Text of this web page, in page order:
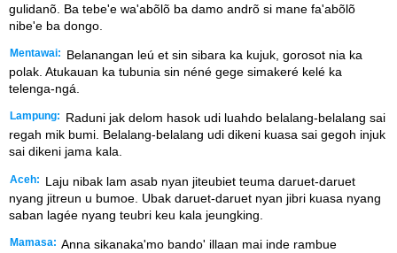
gulidanõ. Ba tebe'e wa'abõlõ ba damo andrõ si mane fa'abõlõ
nibe'e ba dongo.
Mentawai:
Belanangan leú et sin sibara ka kujuk, gorosot nia ka
polak. Atukauan ka tubunia sin néné gege simakeré kelé ka
telenga-ngá.
Lampung:
Raduni jak delom hasok udi luahdo belalang-belalang sai
regah mik bumi. Belalang-belalang udi dikeni kuasa sai gegoh injuk
sai dikeni jama kala.
Aceh:
Laju nibak lam asab nyan jiteubiet teuma daruet-daruet
nyang jitreun u bumoe. Ubak daruet-daruet nyan jibri kuasa nyang
saban lagée nyang teubri keu kala jeungking.
Mamasa: Anna sikanaka'mo bando' illaan mai inde rambue